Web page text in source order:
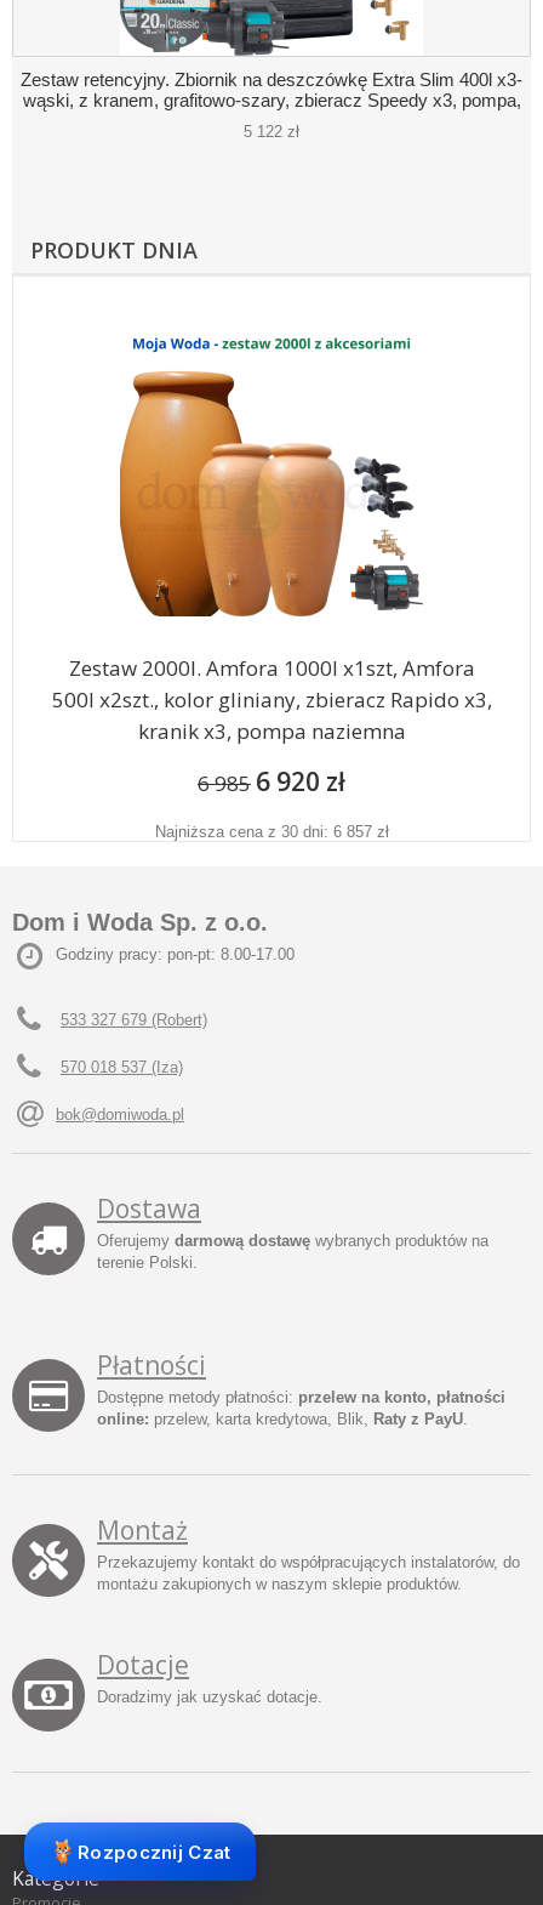
Zestaw retencyjny. Zbiornik na deszczówkę Extra Slim 400l x3-
wąski, z kranem, grafitowo-szary, zbieracz Speedy x3, pompa,
akcesoria
5 122 zł
PRODUKT DNIA
Zestaw 2000l. Amfora 1000l x1szt, Amfora
500l x2szt., kolor gliniany, zbieracz Rapido x3,
kranik x3, pompa naziemna
6 985 6 920 zł
Najniższa cena z 30 dni: 6 857 zł
Dom i Woda Sp. z o.o.
Godziny pracy: pon-pt: 8.00-17.00
533 327 679 (Robert)
570 018 537 (Iza)
bok@domiwoda.pl
Dostawa
Oferujemy darmową dostawę wybranych produktów na
terenie Polski.
Płatności
Dostępne metody płatności: przelew na konto, płatności
online: przelew, karta kredytowa, Blik, Raty z PayU.
Montaż
Przekazujemy kontakt do współpracujących instalatorów, do
montażu zakupionych w naszym sklepie produktów.
Dotacje
Doradzimy jak uzyskać dotacje.
Kategorie
Rozpocznij Czat